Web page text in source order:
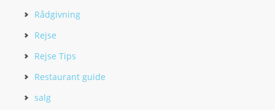
Rådgivning
Rejse
Rejse Tips
Restaurant guide
salg